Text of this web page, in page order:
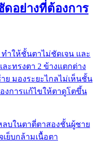
อย่างที่ต้องการ
ำให้ชั้นตาไม่ชัดเจน​ และ
ะทรงตา 2 ข้างแตกต่าง
ย มองระยะไกลไม่เห็นชั้น
งการแก้ไขให้ตาดูโตขึ้น
ลบในตาตี่ตาสองชั้นผู้ชาย
เย็บกล้ามเนื้อตา